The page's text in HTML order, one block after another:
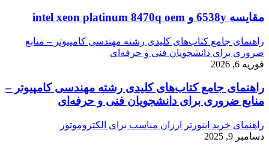
مقایسه 6538y و intel xeon platinum 8470q oem
راهنمای جامع کتاب‌های کلیدی رشته مهندسی کامپیوتر – منابع
ضروری برای دانشجویان فنی و حرفه‌ای
فوریه 6, 2026
راهنمای جامع کتاب‌های کلیدی رشته مهندسی کامپیوتر –
منابع ضروری برای دانشجویان فنی و حرفه‌ای
راهنمای خرید اینورتر ارزان مناسب برای الکتروموتور
دسامبر 9, 2025